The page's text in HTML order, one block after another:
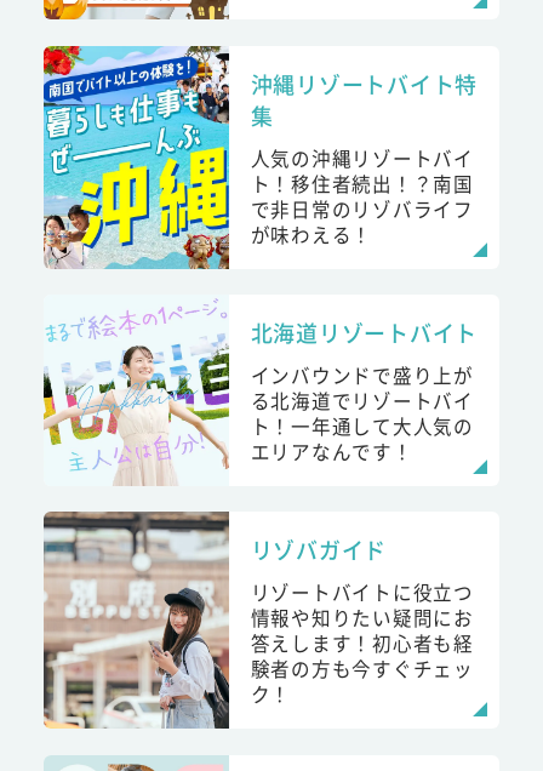
沖縄リゾートバイト特
集
人気の沖縄リゾートバイ
ト！移住者続出！？南国
で非日常のリゾバライフ
が味わえる！
北海道リゾートバイト
インバウンドで盛り上が
る北海道でリゾートバイ
ト！一年通して大人気の
エリアなんです！
リゾバガイド
リゾートバイトに役立つ
情報や知りたい疑問にお
答えします！初心者も経
験者の方も今すぐチェッ
ク！